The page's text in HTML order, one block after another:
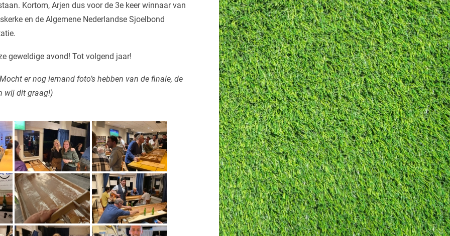
Kortom, Arjen dus voor de 3e keer winnaar van
en de Algemene Nederlandse Sjoelbond
geweldige avond! Tot volgend jaar!
er nog iemand foto’s hebben van de finale, de
wij dit graag!)